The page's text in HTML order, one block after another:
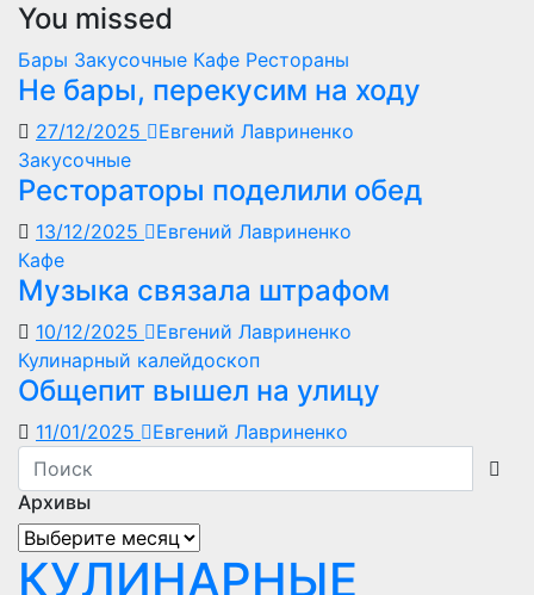
You missed
Бары Закусочные Кафе Рестораны
Не бары, перекусим на ходу
27/12/2025
Евгений Лавриненко
Закусочные
Рестораторы поделили обед
13/12/2025
Евгений Лавриненко
Кафе
Музыка связала штрафом
10/12/2025
Евгений Лавриненко
Кулинарный калейдоскоп
Общепит вышел на улицу
11/01/2025 Евгений Лавриненко
Архивы
Архивы
КУЛИНАРНЫЕ